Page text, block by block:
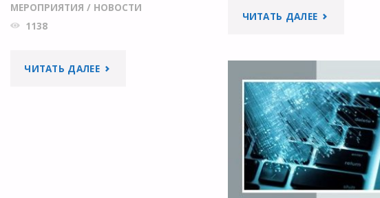
ЧИТАТЬ ДАЛЕЕ"«ВЕХА
К
МЕРОПРИЯТИЯ / НОВОСТИ
1138
ЧИТАТЬ ДАЛЕЕ"ФОРУМ